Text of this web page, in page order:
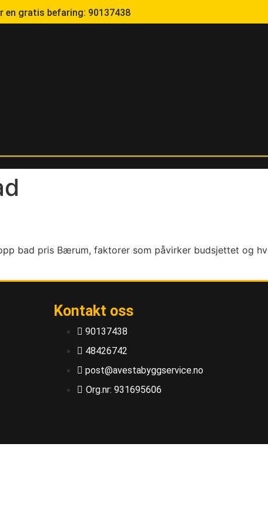
en gratis befaring: 90137438
bad pris Bærum, faktorer som påvirker budsjettet og
Kontakt oss
90137438
48426742
post@avestabyggservice.no
Org.nr: 931695606